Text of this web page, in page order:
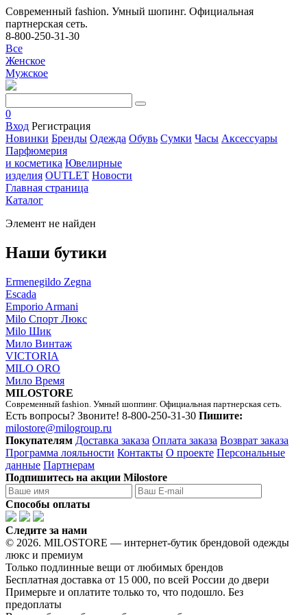
Современный fashion. Умный шопинг. Официальная
партнерская сеть.
8-800-250-31-30
Все
Женское
Мужское
0
Вход Регистрация
Новинки Бренды Одежда Обувь Сумки Часы Аксессуары
Парфюмерия
и косметика Ювелирные
изделия OUTLET Новости
Главная страница
Каталог
Элемент не найден
Наши бутики
Ermenegildo Zegna
Escada
Emporio Armani
Milo Спорт Люкс
Milo Шик
Мило Винтаж
VICTORIA
MILO ORO
Мило Время
MILOSTORE
Современный fashion. Умный шоппинг. Официальная партнерская сеть.
Есть вопросы? Звоните! 8-800-250-31-30 Пишите:
milostore@milogroup.ru
Покупателям Доставка заказа Оплата заказа Возврат заказа
Программа лояльности Контакты О проекте Персональные
данные Партнерам
Подпишитесь на акции Milostore
Способы оплаты
Следите за нами
© 2026. MILOSTORE — интернет-бутик брендовой одежды
люкс и премиум
Только подлинные вещи от любимых брендов
Бесплатная доставка от 15 000, по всей России до двери
Примерьте и оплатите только то, что подошло. Без
предоплаты